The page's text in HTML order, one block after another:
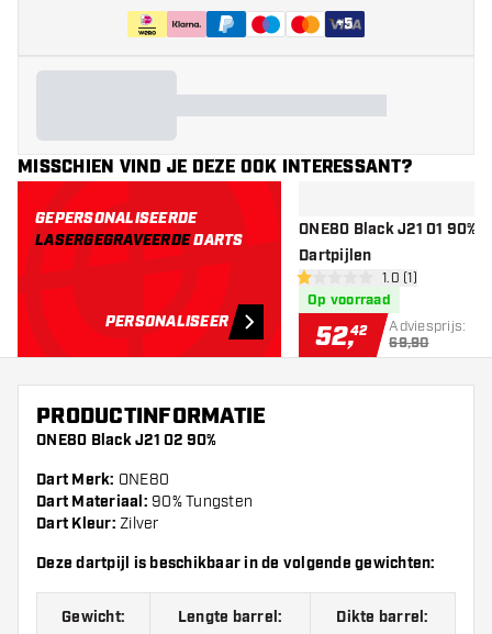
+5
MISSCHIEN VIND JE DEZE OOK INTERESSANT?
GEPERSONALISEERDE
LASERGEGRAVEERDEDARTS
PERSONALISEER
ONE80 Black J21 01 90% -
Dartpijlen
open reviews
1 score sterren1.0 (1)
Op voorraad
52,42 Adviesprijs:
69,90
PRODUCTINFORMATIE
ONE80 Black J21 02 90%
Dart Merk: ONE80
Dart Materiaal: 90% Tungsten
Dart Kleur: Zilver
Deze dartpijl is beschikbaar in de volgende gewichten:
Gewicht: Lengte barrel: Dikte barrel: